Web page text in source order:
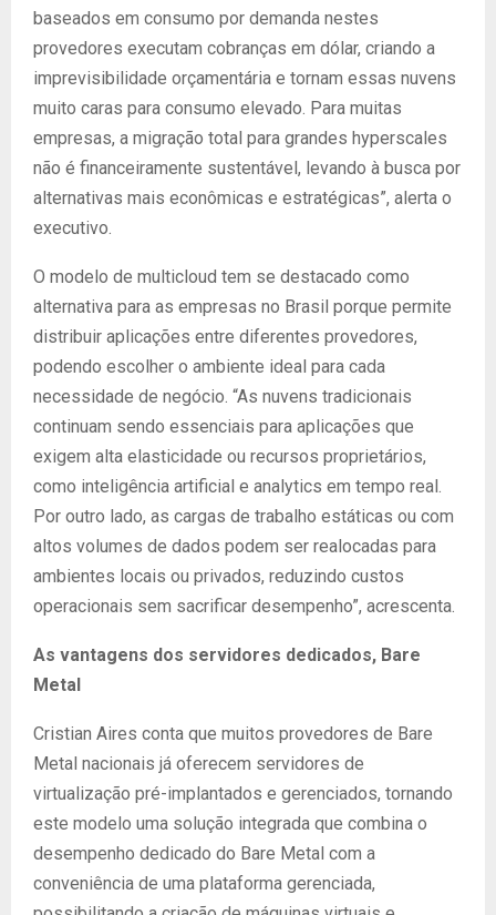
baseados em consumo por demanda nestes
provedores executam cobranças em dólar, criando a
imprevisibilidade orçamentária e tornam essas nuvens
muito caras para consumo elevado. Para muitas
empresas, a migração total para grandes hyperscales
não é financeiramente sustentável, levando à busca por
alternativas mais econômicas e estratégicas”, alerta o
executivo.
O modelo de multicloud tem se destacado como
alternativa para as empresas no Brasil porque permite
distribuir aplicações entre diferentes provedores,
podendo escolher o ambiente ideal para cada
necessidade de negócio. “As nuvens tradicionais
continuam sendo essenciais para aplicações que
exigem alta elasticidade ou recursos proprietários,
como inteligência artificial e analytics em tempo real.
Por outro lado, as cargas de trabalho estáticas ou com
altos volumes de dados podem ser realocadas para
ambientes locais ou privados, reduzindo custos
operacionais sem sacrificar desempenho”, acrescenta.
As vantagens dos servidores dedicados, Bare
Metal
Cristian Aires conta que muitos provedores de Bare
Metal nacionais já oferecem servidores de
virtualização pré-implantados e gerenciados, tornando
este modelo uma solução integrada que combina o
desempenho dedicado do Bare Metal com a
conveniência de uma plataforma gerenciada,